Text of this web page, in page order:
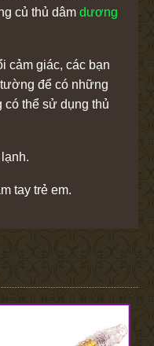
củ thủ dâm dương
cảm giác, các bạn
để có những
có thể sử dụng thủ
tay trẻ em.